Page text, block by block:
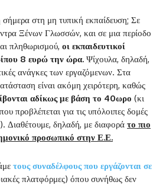
στη μη τυπική εκπαίδευση; Σε
Ξένων Γλωσσών, και σε μια περίοδο
πληθωρισμού, οι εκπαιδευτικοί
8 ευρώ την ώρα. Ψίχουλα, δηλαδή,
ανάγκες των εργαζόμενων. Στα
είναι ακόμη χειρότερη, καθώς
αδίκως με βάση το 40ωρο (κι
προβλέπεται για τις υπόλοιπες δομές
Διαθέτουμε, δηλαδή, με διαφορά το πιο
προσωπικό στην Ε.Ε.
τους συναδέλφους που εργάζονται σε
πλατφόρμες) όπου συνήθως δεν